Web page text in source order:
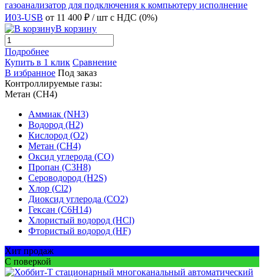
газоанализатор для подключения к компьютеру исполнение
И03-USB от 11 400 ₽ / шт с НДС (0%)
В корзину
Подробнее
Купить в 1 клик Сравнение
В избранное Под заказ
Контроллируемые газы:
Метан (CH4)
Аммиак (NH3)
Водород (H2)
Кислород (O2)
Метан (CH4)
Оксид углерода (CO)
Пропан (C3H8)
Сероводород (H2S)
Хлор (Cl2)
Диоксид углерода (CO2)
Гексан (C6H14)
Хлористый водород (HCl)
Фтористый водород (HF)
Хит продаж
С поверкой